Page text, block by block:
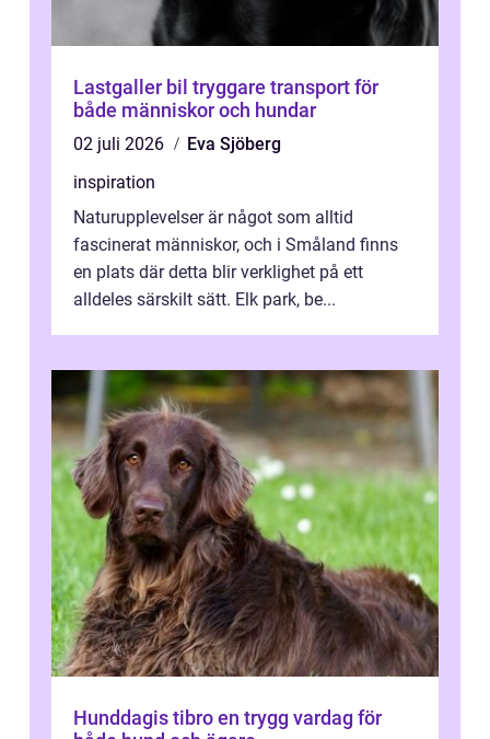
Lastgaller bil tryggare transport för
både människor och hundar
02 juli 2026
Eva Sjöberg
inspiration
Naturupplevelser är något som alltid
fascinerat människor, och i Småland finns
en plats där detta blir verklighet på ett
alldeles särskilt sätt. Elk park, be...
Hunddagis tibro en trygg vardag för